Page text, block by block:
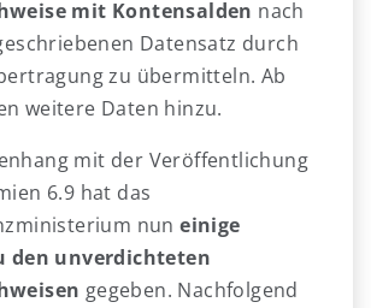
mit Kontensalden nach
Datensatz durch
zu übermitteln. Ab
weitere Daten hinzu.
mit der Veröffentlichung
6.9 hat das
nuneinige
den unverdichteten
gegeben. Nachfolgend